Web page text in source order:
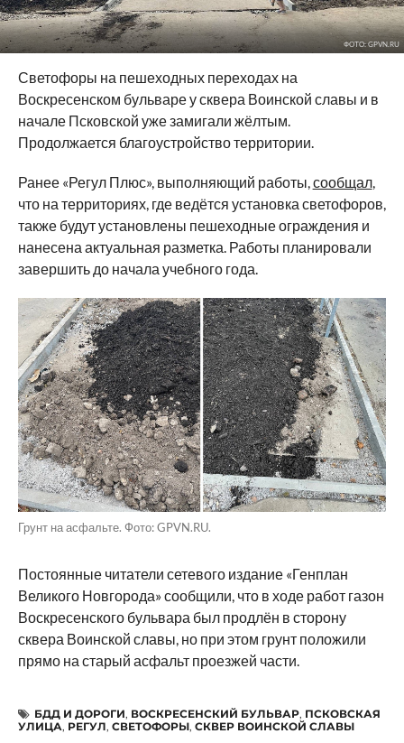
ФОТО: GPVN.RU
Светофоры на пешеходных переходах на
Воскресенском бульваре у сквера Воинской славы и в
начале Псковской уже замигали жёлтым.
Продолжается благоустройство территории.
Ранее «Регул Плюс», выполняющий работы,сообщал,
что на территориях, где ведётся установка светофоров,
также будут установлены пешеходные ограждения и
нанесена актуальная разметка. Работы планировали
завершить до начала учебного года.
Грунт на асфальте. Фото: GPVN.RU.
Постоянные читатели сетевого издание «Генплан
Великого Новгорода» сообщили, что в ходе работ газон
Воскресенского бульвара был продлён в сторону
сквера Воинской славы, но при этом грунт положили
прямо на старый асфальт проезжей части.
БДД И ДОРОГИ, ВОСКРЕСЕНСКИЙ БУЛЬВАР, ПСКОВСКАЯ
УЛИЦА, РЕГУЛ, СВЕТОФОРЫ, СКВЕР ВОИНСКОЙ СЛАВЫ